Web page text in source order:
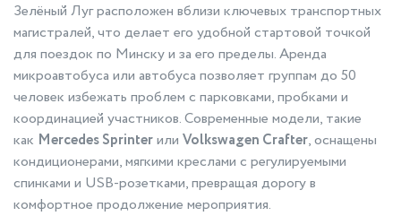
Зелёный Луг расположен вблизи ключевых транспортных
магистралей, что делает его удобной стартовой точкой
для поездок по Минску и за его пределы. Аренда
микроавтобуса или автобуса позволяет группам до 50
человек избежать проблем с парковками, пробками и
координацией участников. Современные модели, такие
как Mercedes Sprinterили Volkswagen Crafter, оснащены
кондиционерами, мягкими креслами с регулируемыми
спинками и USB-розетками, превращая дорогу в
комфортное продолжение мероприятия.